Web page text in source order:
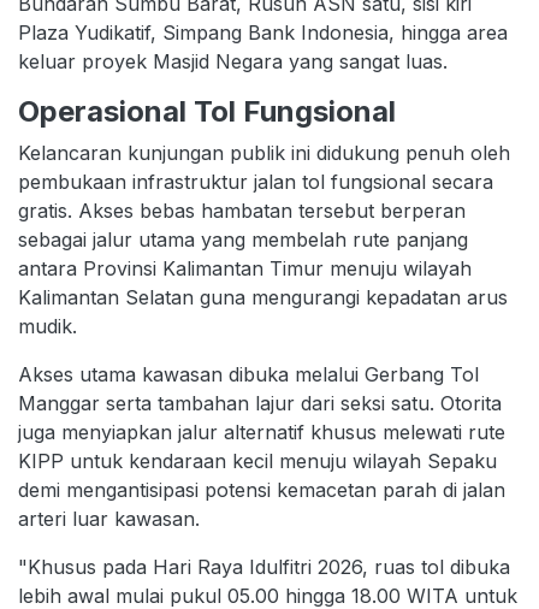
Plaza Yudikatif, Simpang Bank Indonesia, hingga area
keluar proyek Masjid Negara yang sangat luas.
Operasional Tol Fungsional
Kelancaran kunjungan publik ini didukung penuh oleh
pembukaan infrastruktur jalan tol fungsional secara
gratis. Akses bebas hambatan tersebut berperan
sebagai jalur utama yang membelah rute panjang
antara Provinsi Kalimantan Timur menuju wilayah
Kalimantan Selatan guna mengurangi kepadatan arus
mudik.
Akses utama kawasan dibuka melalui Gerbang Tol
Manggar serta tambahan lajur dari seksi satu. Otorita
juga menyiapkan jalur alternatif khusus melewati rute
KIPP untuk kendaraan kecil menuju wilayah Sepaku
demi mengantisipasi potensi kemacetan parah di jalan
arteri luar kawasan.
"Khusus pada Hari Raya Idulfitri 2026, ruas tol dibuka
lebih awal mulai pukul 05.00 hingga 18.00 WITA untuk